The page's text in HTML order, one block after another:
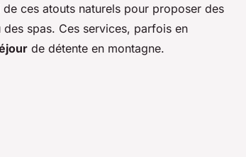
ces atouts naturels pour proposer des
spas. Ces services, parfois en
de détente en montagne.